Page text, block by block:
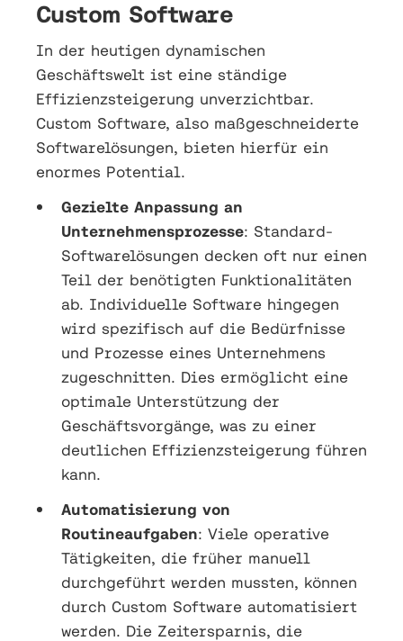
Custom Software
In der heutigen dynamischen
Geschäftswelt ist eine ständige
Effizienzsteigerung unverzichtbar.
Custom Software, also maßgeschneiderte
Softwarelösungen, bieten hierfür ein
enormes Potential.
Gezielte Anpassung an
Unternehmensprozesse: Standard-
Softwarelösungen decken oft nur einen
Teil der benötigten Funktionalitäten
ab. Individuelle Software hingegen
wird spezifisch auf die Bedürfnisse
und Prozesse eines Unternehmens
zugeschnitten. Dies ermöglicht eine
optimale Unterstützung der
Geschäftsvorgänge, was zu einer
deutlichen Effizienzsteigerung führen
kann.
Automatisierung von
Routineaufgaben: Viele operative
Tätigkeiten, die früher manuell
durchgeführt werden mussten, können
durch Custom Software automatisiert
werden. Die Zeitersparnis, die